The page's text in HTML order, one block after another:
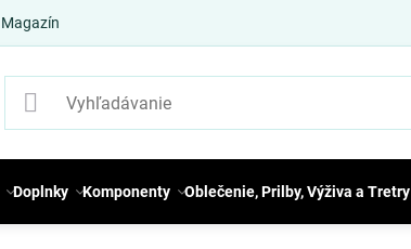
Magazín
Doplnky Komponenty Oblečenie, Prilby, Výživa a Tretry